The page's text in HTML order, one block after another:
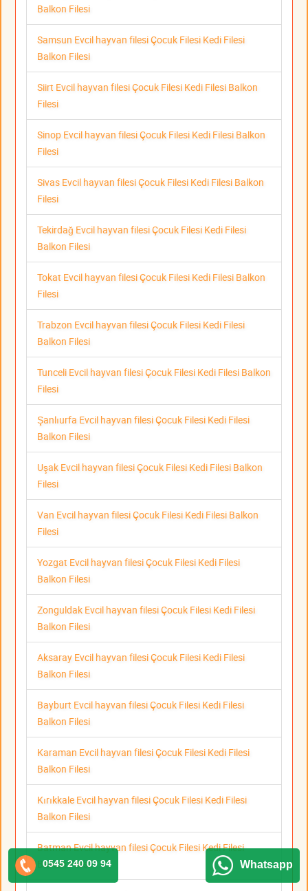
Balkon Filesi
Samsun Evcil hayvan filesi Çocuk Filesi Kedi Filesi
Balkon Filesi
Siirt Evcil hayvan filesi Çocuk Filesi Kedi Filesi Balkon
Filesi
Sinop Evcil hayvan filesi Çocuk Filesi Kedi Filesi Balkon
Filesi
Sivas Evcil hayvan filesi Çocuk Filesi Kedi Filesi Balkon
Filesi
Tekirdağ Evcil hayvan filesi Çocuk Filesi Kedi Filesi
Balkon Filesi
Tokat Evcil hayvan filesi Çocuk Filesi Kedi Filesi Balkon
Filesi
Trabzon Evcil hayvan filesi Çocuk Filesi Kedi Filesi
Balkon Filesi
Tunceli Evcil hayvan filesi Çocuk Filesi Kedi Filesi Balkon
Filesi
Şanlıurfa Evcil hayvan filesi Çocuk Filesi Kedi Filesi
Balkon Filesi
Uşak Evcil hayvan filesi Çocuk Filesi Kedi Filesi Balkon
Filesi
Van Evcil hayvan filesi Çocuk Filesi Kedi Filesi Balkon
Filesi
Yozgat Evcil hayvan filesi Çocuk Filesi Kedi Filesi
Balkon Filesi
Zonguldak Evcil hayvan filesi Çocuk Filesi Kedi Filesi
Balkon Filesi
Aksaray Evcil hayvan filesi Çocuk Filesi Kedi Filesi
Balkon Filesi
Bayburt Evcil hayvan filesi Çocuk Filesi Kedi Filesi
Balkon Filesi
Karaman Evcil hayvan filesi Çocuk Filesi Kedi Filesi
Balkon Filesi
Kırıkkale Evcil hayvan filesi Çocuk Filesi Kedi Filesi
Balkon Filesi
Batman Evcil hayvan filesi Çocuk Filesi Kedi Filesi
Balkon Filesi
0545 240 09 94 Whatsapp